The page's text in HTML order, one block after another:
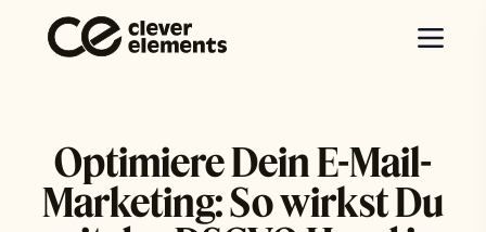
Optimiere Dein E-Mail-
Marketing: So wirkst Du